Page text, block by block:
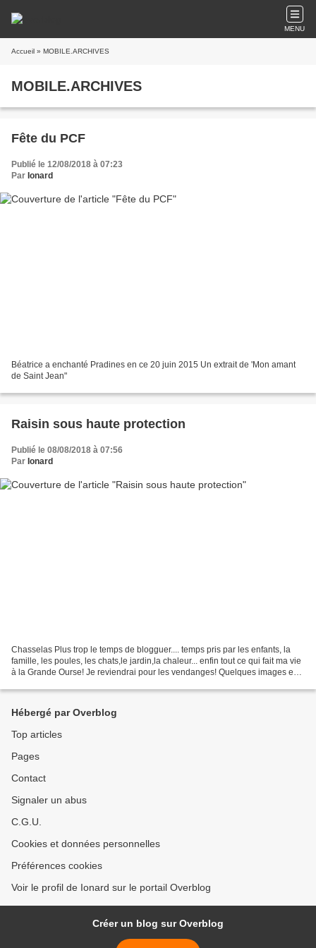
MENU
Accueil » MOBILE.ARCHIVES
MOBILE.ARCHIVES
Fête du PCF
Publié le 12/08/2018 à 07:23
Par Ionard
Béatrice a enchanté Pradines en ce 20 juin 2015 Un extrait de 'Mon amant
de Saint Jean"
Raisin sous haute protection
Publié le 08/08/2018 à 07:56
Par Ionard
Chasselas Plus trop le temps de blogguer.... temps pris par les enfants, la
famille, les poules, les chats,le jardin,la chaleur... enfin tout ce qui fait ma vie
à la Grande Ourse! Je reviendrai pour les vendanges! Quelques images en
Hébergé par Overblog
Top articles
Pages
Contact
Signaler un abus
C.G.U.
Cookies et données personnelles
Préférences cookies
Voir le profil de Ionard sur le portail Overblog
Créer un blog sur Overblog